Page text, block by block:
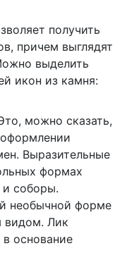
получить
причем выглядят
выделить
икон из камня:
можно сказать,
Выразительные
формах
соборы.
необычной форме
видом. Лик
в основание